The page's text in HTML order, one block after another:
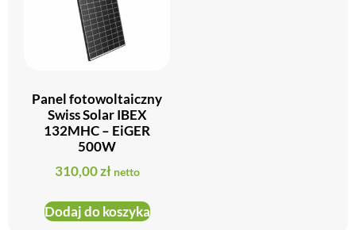
Panel fotowoltaiczny
Swiss Solar IBEX
132MHC – EiGER
500W
310,00zł netto
Dodaj do koszyka